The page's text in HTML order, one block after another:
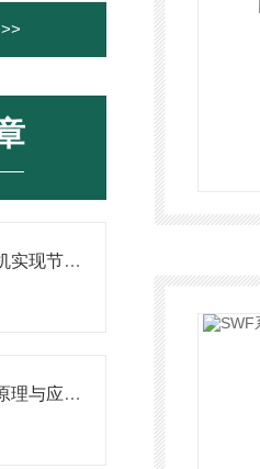
如何通过高效混流风机实现节能与降耗？
高效混流风机的工作原理与应用领域解析